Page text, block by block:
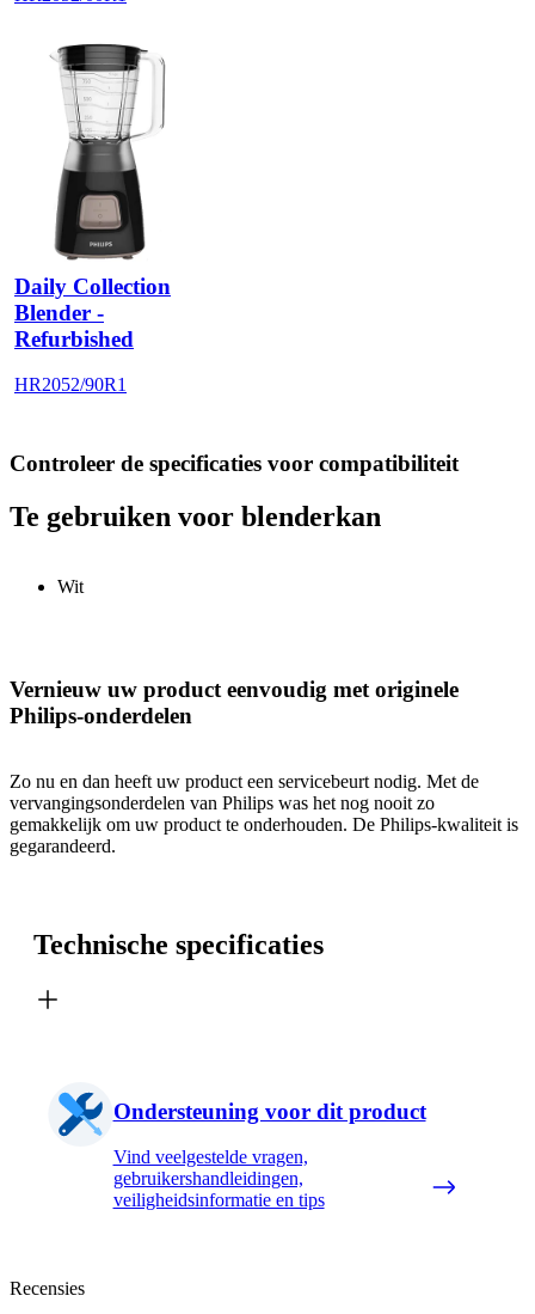
Daily Collection
Blender -
Refurbished
HR2052/90R1
Controleer de specificaties voor compatibiliteit
Te gebruiken voor blenderkan
Wit
Vernieuw uw product eenvoudig met originele
Philips-onderdelen
Zo nu en dan heeft uw product een servicebeurt nodig. Met de
vervangingsonderdelen van Philips was het nog nooit zo
gemakkelijk om uw product te onderhouden. De Philips-kwaliteit is
gegarandeerd.
Technische specificaties
Ondersteuning voor dit product
Vind veelgestelde vragen,
gebruikershandleidingen,
veiligheidsinformatie en tips
Recensies